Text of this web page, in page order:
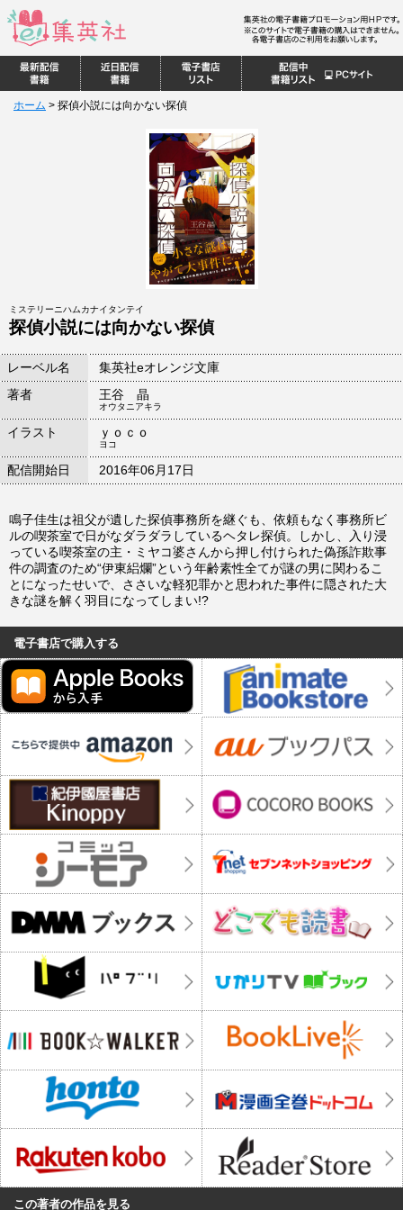
ホーム > 探偵小説には向かない探偵
ミステリーニハムカナイタンテイ
探偵小説には向かない探偵
レーベル名
集英社eオレンジ文庫
著者
王谷 晶
オウタニアキラ
イラスト ｙｏｃｏ
ヨコ
配信開始日 2016年06月17日
鳴子佳生は祖父が遺した探偵事務所を継ぐも、依頼もなく事務所ビ
ルの喫茶室で日がなダラダラしているヘタレ探偵。しかし、入り浸
っている喫茶室の主・ミヤコ婆さんから押し付けられた偽孫詐欺事
件の調査のため“伊東絽爛”という年齢素性全てが謎の男に関わるこ
とになったせいで、ささいな軽犯罪かと思われた事件に隠された大
きな謎を解く羽目になってしまい!?
電子書店で購入する
この著者の作品を見る